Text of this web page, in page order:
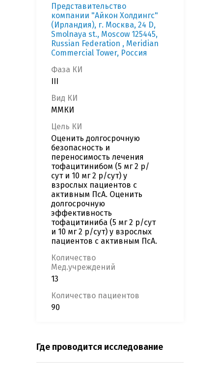
Представительство
компании "Айкон Холдингс"
(Ирландия), г. Москва, 24 D,
Smolnaya st., Moscow 125445,
Russian Federation , Meridian
Commercial Tower, Россия
Фаза КИ
Вид КИ
ММКИ
Цель КИ
Оценить долгосрочную
безопасность и
переносимость лечения
тофацитинибом (5 мг 2 р/
сут и 10 мг 2 р/сут) у
взрослых пациентов с
активным ПсА. Оценить
долгосрочную
эффективность
тофацитиниба (5 мг 2 р/сут
и 10 мг 2 р/сут) у взрослых
пациентов с активным ПсА.
Количество
Мед.учреждений
13
Количество пациентов
90
Где проводится исследование